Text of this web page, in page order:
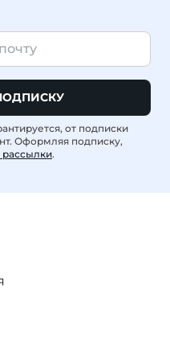
от подписки
Оформляя подписку,
рассылки.